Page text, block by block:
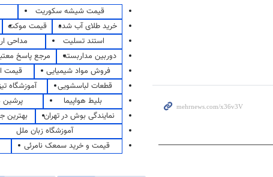
قیمت شیشه سکوریت
خرید طلای آب شده
قیمت موکت
استند تسلیت
مداحی
دوربین مداربسته
مرجع پاسخ
فروش مواد شیمیایی
قیمت
قطعات لباسشویی
آموزشگاه
بلیط هواپیما
نمایندگی بوش در تهران
بهترین
آموزشگاه زبان ملل
قیمت و خرید سمعک نامرئی